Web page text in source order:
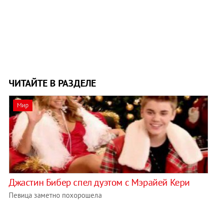
ЧИТАЙТЕ В РАЗДЕЛЕ
Мир
Джастин Бибер спел дуэтом с Мэрайей Кери
Певица заметно похорошела